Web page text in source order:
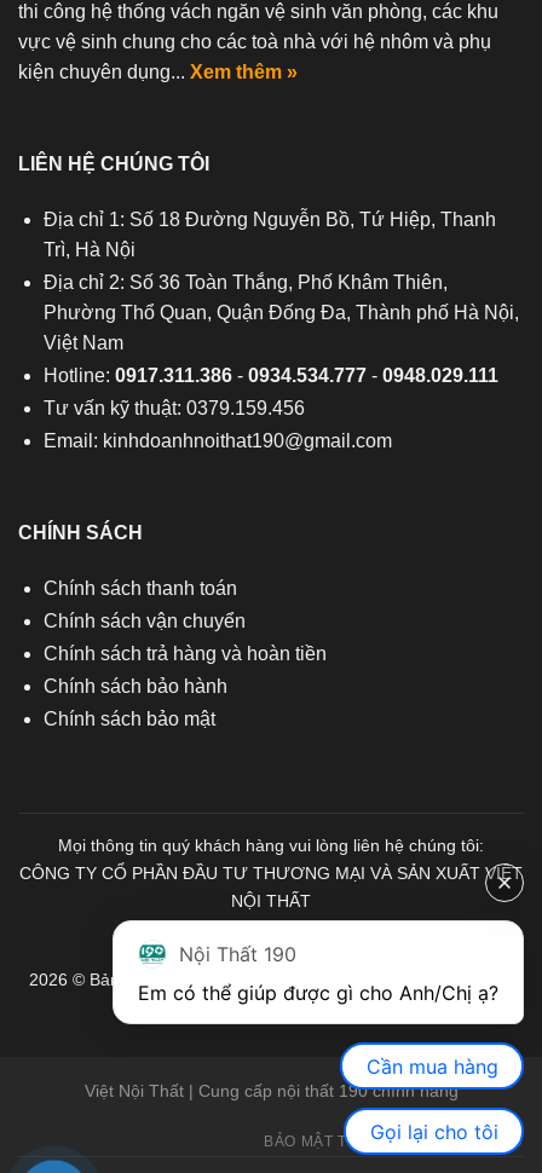
thi công hệ thống vách ngăn vệ sinh văn phòng, các khu
vực vệ sinh chung cho các toà nhà với hệ nhôm và phụ
kiện chuyên dụng... Xem thêm »
LIÊN HỆ CHÚNG TÔI
Địa chỉ 1: Số 18 Đường Nguyễn Bồ, Tứ Hiệp, Thanh
Trì, Hà Nội
Địa chỉ 2: Số 36 Toàn Thắng, Phố Khâm Thiên,
Phường Thổ Quan, Quận Đống Đa, Thành phố Hà Nội,
Việt Nam
Hotline: 0917.311.386- 0934.534.777- 0948.029.111
Tư vấn kỹ thuật: 0379.159.456
Email: kinhdoanhnoithat190@gmail.com
CHÍNH SÁCH
Chính sách thanh toán
Chính sách vận chuyển
Chính sách trả hàng và hoàn tiền
Chính sách bảo hành
Chính sách bảo mật
Mọi thông tin quý khách hàng vui lòng liên hệ chúng tôi:
CÔNG TY CỔ PHẦN ĐẦU TƯ THƯƠNG MẠI VÀ SẢN XUẤT VIỆT
NỘI THẤT
2026 © Bản quyền thuộc về Nội Thất 190. Mọi quyền được bảo
lưu.
Việt Nội Thất | Cung cấp nội thất 190 chính hãng
BẢO MẬT THÔNG TIN GIỚI THIỆU
Nội Thất 190
Cần mua hàng
Gọi lại cho tôi